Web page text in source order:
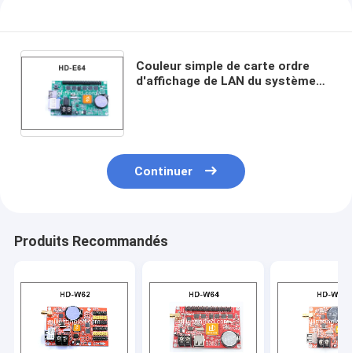
Couleur simple de carte ordre
d'affichage de LAN du système
Continuer
Produits Recommandés